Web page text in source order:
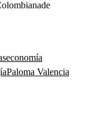
economía
Paloma Valencia